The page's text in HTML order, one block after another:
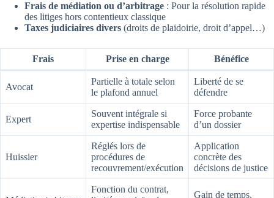
Frais de médiation ou d’arbitrage : Pour la résolution rapide
des litiges hors contentieux classique
Taxes judiciaires divers (droits de plaidoirie, droit d’appel…)
Frais Prise en charge Bénéfice
Avocat
Partielle à totale selon
le plafond annuel
Liberté de se
défendre
Expert
Souvent intégrale si
expertise indispensable
Force probante
d’un dossier
Huissier
Réglés lors de
procédures de
recouvrement/exécution
Application
concrète des
décisions de justice
Fonction du contrat,
Gain de temps,